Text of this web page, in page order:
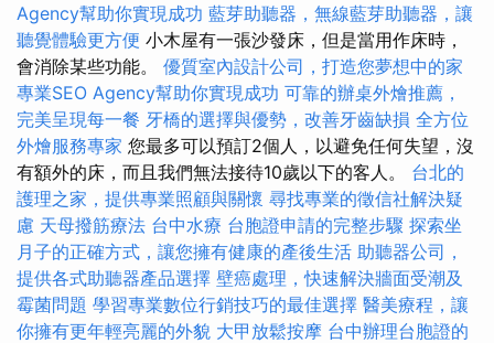
Agency幫助你實現成功 藍芽助聽器，無線藍芽助聽器，讓
聽覺體驗更方便 小木屋有一張沙發床，但是當用作床時，
會消除某些功能。 優質室內設計公司，打造您夢想中的家
專業SEO Agency幫助你實現成功 可靠的辦桌外燴推薦，
完美呈現每一餐 牙橋的選擇與優勢，改善牙齒缺損 全方位
外燴服務專家 您最多可以預訂2個人，以避免任何失望，沒
有額外的床，而且我們無法接待10歲以下的客人。 台北的
護理之家，提供專業照顧與關懷 尋找專業的徵信社解決疑
慮 天母撥筋療法 台中水療 台胞證申請的完整步驟 探索坐
月子的正確方式，讓您擁有健康的產後生活 助聽器公司，
提供各式助聽器產品選擇 壁癌處理，快速解決牆面受潮及
霉菌問題 學習專業數位行銷技巧的最佳選擇 醫美療程，讓
你擁有更年輕亮麗的外貌 大甲放鬆按摩 台中辦理台胞證的